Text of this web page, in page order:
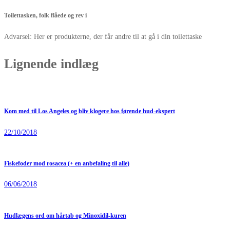
Toilettasken, folk flåede og rev i
Advarsel: Her er produkterne, der får andre til at gå i din toilettaske
Lignende indlæg
Kom med til Los Angeles og bliv klogere hos førende hud-ekspert
22/10/2018
Fiskefoder mod rosacea (+ en anbefaling til alle)
06/06/2018
Hudlægens ord om hårtab og Minoxidil-kuren